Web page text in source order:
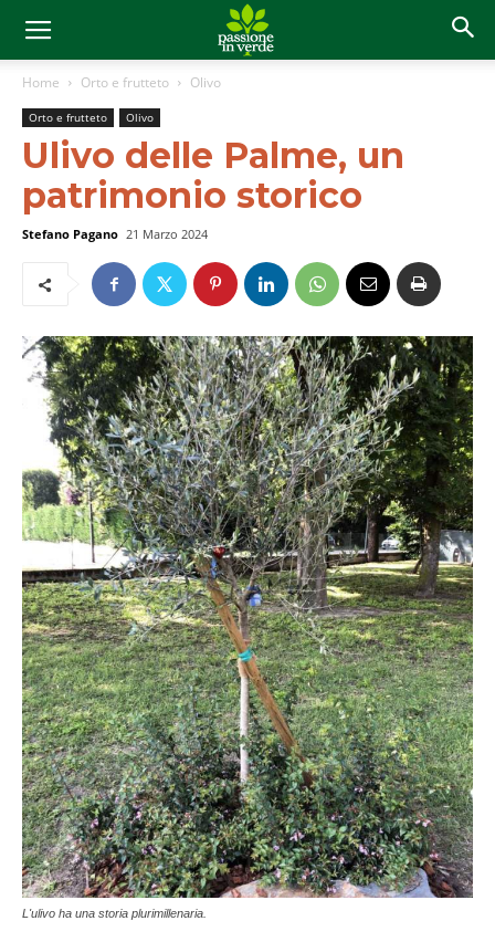
Home Orto e frutteto Olivo
Orto e frutteto Olivo
Ulivo delle Palme, un
patrimonio storico
Stefano Pagano 21 Marzo 2024
L'ulivo ha una storia plurimillenaria.